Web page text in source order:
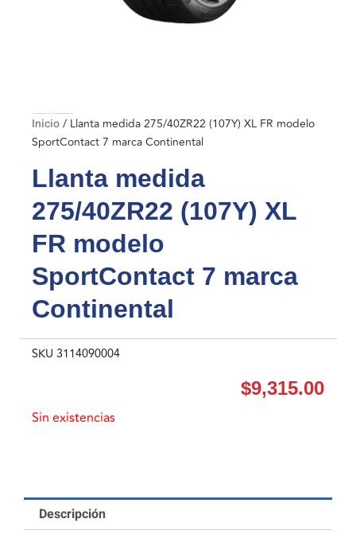
Inicio/ Llanta medida 275/40ZR22 (107Y) XL FR modelo
SportContact 7 marca Continental
Llanta medida
275/40ZR22 (107Y) XL
FR modelo
SportContact 7 marca
Continental
SKU 3114090004
$9,315.00
Sin existencias
Descripción